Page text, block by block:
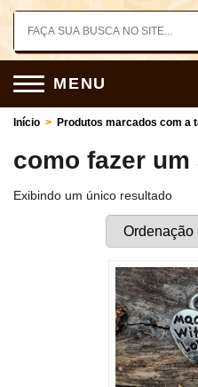
MENU
Início > Produtos marcados com a
como fazer um
Exibindo um único resultado